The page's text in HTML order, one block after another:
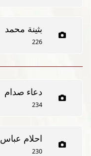
بثينة محمد
226
دعاء صدام
234
احلام عباس
230